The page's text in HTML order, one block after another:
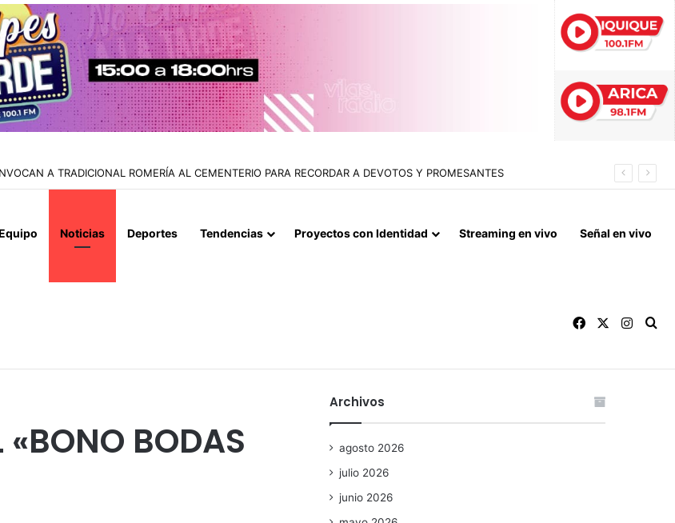
REVOCA LA PRISIÓN PREVENTIVA Y DECRETA ARRESTO DOMICILIARIO TOTAL PARA EL EXDIPUTADO
Noticias Deportes Tendencias Proyectos con Identidad Streaming en vivo Señal en vivo
Facebook
«BONO BODAS
Archivos
agosto 2026
julio 2026
junio 2026